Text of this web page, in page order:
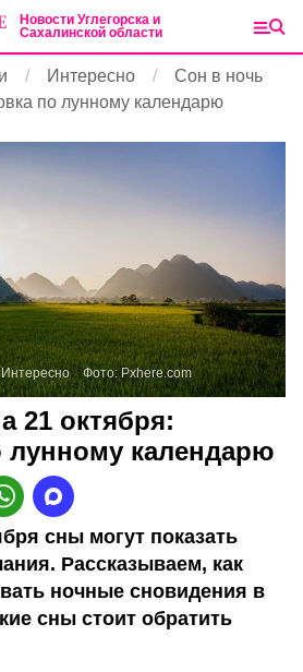
Новости Углегорска и
Сахалинской области
Интересно
Сон в ночь
по лунному календарю
Интересно Фото: Pxhere.com
21 октября:
лунному календарю
сны могут показать
Рассказываем, как
ночные сновидения в
сны стоит обратить